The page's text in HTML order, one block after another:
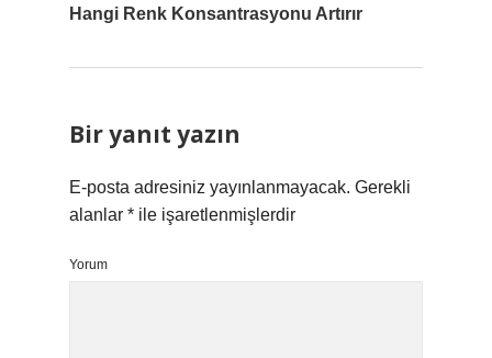
Hangi Renk Konsantrasyonu Artırır
Bir yanıt yazın
E-posta adresiniz yayınlanmayacak. Gerekli
alanlar * ile işaretlenmişlerdir
Yorum